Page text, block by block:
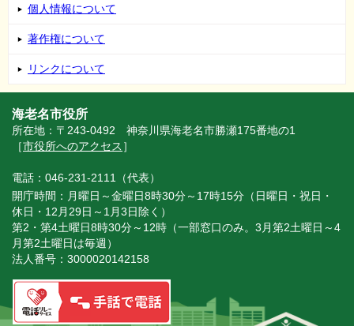
個人情報について
著作権について
リンクについて
海老名市役所
所在地：〒243-0492 神奈川県海老名市勝瀬175番地の1
［市役所へのアクセス ］
電話：046-231-2111（代表）
開庁時間：月曜日～金曜日8時30分～17時15分（日曜日・祝日・
休日・12月29日～1月3日除く）
第2・第4土曜日8時30分～12時（一部窓口のみ。3月第2土曜日～4
月第2土曜日は毎週）
法人番号：3000020142158